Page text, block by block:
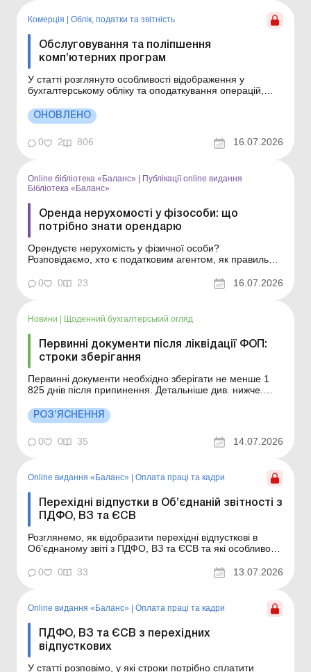
Комерція Облік, податки та звiтнiсть
Обслуговування та поліпшення
комп’ютерних програм
У статті розглянуто особливості відображення у
бухгалтерському обліку та оподаткування операцій,
комп’ютерних програм. Основні засоби: ремонти,
модернізація, реконструкція та відновлення Основні
засоби: ремонти, модернізація, реконструкція та ...
ОНОВЛЕНО
0 2 806 16.07.2026
Online бібліотека «Баланс» | Публікації online видання
Бібліотека «Баланс»
Оренда нерухомості у фізособи: що
потрібно знати орендарю
Орендуєте нерухомість у фізичної особи?
Розповідаємо, хто є податковим агентом, як правильно
збором при виплаті орендної плати. Бібліотека Баланс
№ 13 «Оренда нерухомості: укладення договору та
0 0 23 16.07.2026
Новини | Щоденний бухгалтерський огляд
Первинні документи після ліквідації ФОП:
строки зберігання
Первинні документи необхідно зберігати не менше 1
825 днів після припинення. Детальніше див. нижче.
первинні документи правильно Помилка в первинному
документі: чи може це позбавити витрат Після
внесення запису до Єдиного державного реєстру про
припин...
РОЗ’ЯСНЕННЯ
0 0 35 14.07.2026
Online видання «Баланс» Оплата праці та кадри
Перехідні відпустки в Об’єднаній звітності з
ПДФО, ВЗ та ЄСВ
Розглянемо, як відобразити перехідні відпусткові в
Об’єднаному звіті з ПДФО, ВЗ та ЄСВ та які особливості
липня 2026 року Суми відпусткових відображаються в
розд. І основної частини Об’єднаного звіту і додатках
0 0 33 13.07.2026
Online видання «Баланс» Оплата праці та кадри
ПДФО, ВЗ та ЄСВ з перехідних
відпусткових
У статті розповімо, у які строки потрібно сплатити